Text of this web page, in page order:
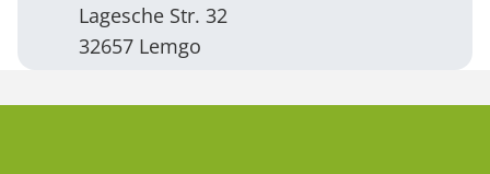
Lagesche Str. 32
32657 Lemgo